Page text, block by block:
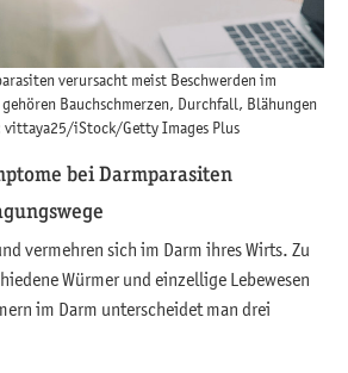
verursacht meist Beschwerden im
Bauchschmerzen, Durchfall, Blähungen
vittaya25/iStock/Getty Images Plus
bei Darmparasiten
vermehren sich im Darm ihres Wirts. Zu
Würmer und einzellige Lebewesen
im Darm unterscheidet man drei